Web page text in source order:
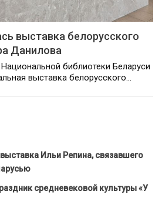
выставка белорусского
Данилова
библиотеки Беларуси
выставка белорусского…
Ильи Репина, связавшего
средневековой культуры «У